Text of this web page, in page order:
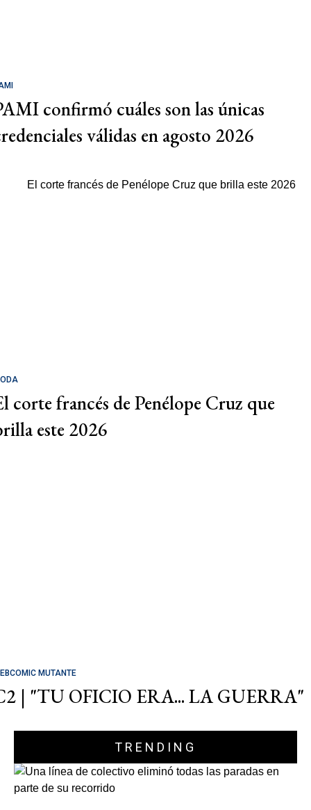
confirmó cuáles son las únicas
válidas en agosto 2026
corte francés de Penélope Cruz que
este 2026
MUTANTE
| "TU OFICIO ERA... LA GUERRA"
TRENDING